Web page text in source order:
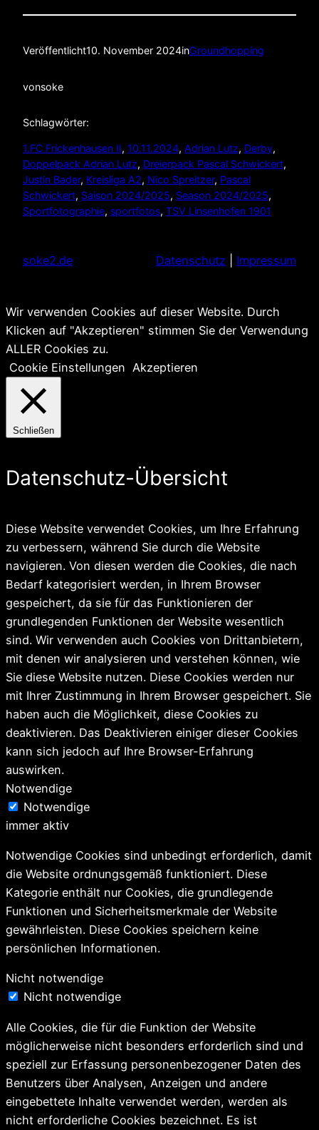
Veröffentlicht10. November 2024inGroundhopping
vonsoke
Schlagwörter:
1.FC Frickenhausen II, 10.11.2024, Adrian Lutz, Derby
Doppelpack Adrian Lutz, Dreierpack Pascal Schwickert
Justin Bader, Kreisliga A2, Nico Spreitzer, Pascal
Schwickert, Saison 2024/2025, Season 2024/2025
Sportfotographie, sportfotos, TSV Linsenhofen 1901
soke2.de Datenschutz Impressum
Wir verwenden Cookies auf dieser Website. Durch
Klicken auf "Akzeptieren" stimmen Sie der Verwendung
ALLER Cookies zu.
Cookie Einstellungen Akzeptieren
Schließen
Datenschutz-Übersicht
Diese Website verwendet Cookies, um Ihre Erfahrung
zu verbessern, während Sie durch die Website
navigieren. Von diesen werden die Cookies, die nach
Bedarf kategorisiert werden, in Ihrem Browser
gespeichert, da sie für das Funktionieren der
grundlegenden Funktionen der Website wesentlich
sind. Wir verwenden auch Cookies von Drittanbietern,
mit denen wir analysieren und verstehen können, wie
Sie diese Website nutzen. Diese Cookies werden nur
mit Ihrer Zustimmung in Ihrem Browser gespeichert. Sie
haben auch die Möglichkeit, diese Cookies zu
deaktivieren. Das Deaktivieren einiger dieser Cookies
kann sich jedoch auf Ihre Browser-Erfahrung
auswirken.
Notwendige
Notwendige
immer aktiv
Notwendige Cookies sind unbedingt erforderlich, damit
die Website ordnungsgemäß funktioniert. Diese
Kategorie enthält nur Cookies, die grundlegende
Funktionen und Sicherheitsmerkmale der Website
gewährleisten. Diese Cookies speichern keine
persönlichen Informationen.
Nicht notwendige
Nicht notwendige
Alle Cookies, die für die Funktion der Website
möglicherweise nicht besonders erforderlich sind und
speziell zur Erfassung personenbezogener Daten des
Benutzers über Analysen, Anzeigen und andere
eingebettete Inhalte verwendet werden, werden als
nicht erforderliche Cookies bezeichnet. Es ist